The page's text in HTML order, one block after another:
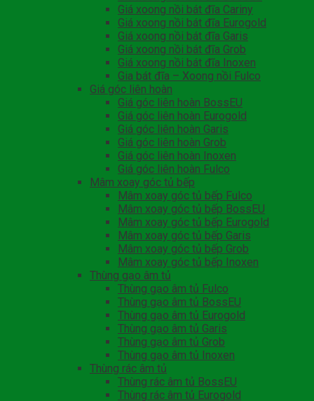
Giá xoong nồi bát đĩa Cariny
Giá xoong nồi bát đĩa Eurogold
Giá xoong nồi bát đĩa Garis
Giá xoong nồi bát đĩa Grob
Giá xoong nồi bát đĩa Inoxen
Gia bát đĩa – Xoong nồi Fulco
Giá góc liên hoàn
Giá góc liên hoàn BossEU
Giá góc liên hoàn Eurogold
Giá góc liên hoàn Garis
Giá góc liên hoàn Grob
Giá góc liên hoàn Inoxen
Giá góc liên hoàn Fulco
Mâm xoay góc tủ bếp
Mâm xoay góc tủ bếp Fulco
Mâm xoay góc tủ bếp BossEU
Mâm xoay góc tủ bếp Eurogold
Mâm xoay góc tủ bếp Garis
Mâm xoay góc tủ bếp Grob
Mâm xoay góc tủ bếp Inoxen
Thùng gạo âm tủ
Thùng gạo âm tủ Fulco
Thùng gạo âm tủ BossEU
Thùng gạo âm tủ Eurogold
Thùng gạo âm tủ Garis
Thùng gạo âm tủ Grob
Thùng gạo âm tủ Inoxen
Thùng rác âm tủ
Thùng rác âm tủ BossEU
Thùng rác âm tủ Eurogold